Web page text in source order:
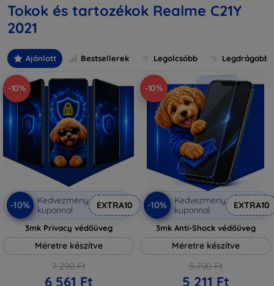
Tokok és tartozékok Realme C21Y
2021
Ajánlott Bestsellerek Legolcsóbb Legdrágabb
-10%
-10%
Kedvezmény
kuponnal
EXTRA10
3mk Privacy védőüveg
Méretre készítve
7 290 Ft
6 561 Ft
-10%
-10%
Kedvezmény
kuponnal
EXTRA10
3mk Anti-Shock védőüveg
Méretre készítve
5 790 Ft
5 211 Ft